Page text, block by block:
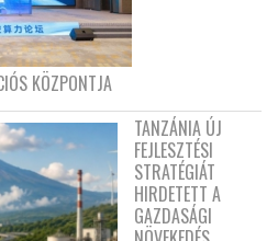
KÖZPONTJA
TANZÁNIA ÚJ
FEJLESZTÉSI
STRATÉGIÁT
HIRDETETT A
GAZDASÁGI